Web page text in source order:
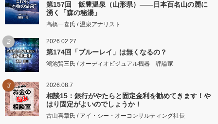
第157回 飯豊温泉（山形県）――日本百名山の麓に
湧く「森の秘湯」
高橋一喜氏 / 温泉アナリスト
2 2026.02.27
第174回「ブルーレイ」は無くなるの？
鴻池賢三氏 / オーディオビジュアル機器 評論家
3 2026.08.7
相談15：銀行がやたらと固定金利を勧めてきます！や
はり固定がよいのでしょうか！
古山喜章氏 / アイ・シー・オーコンサルティング社長